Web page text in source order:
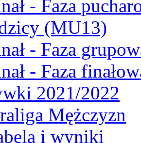
- Faza
(MU13)
- Faza
- Faza
2021/2022
Mężczyzn
i wyniki